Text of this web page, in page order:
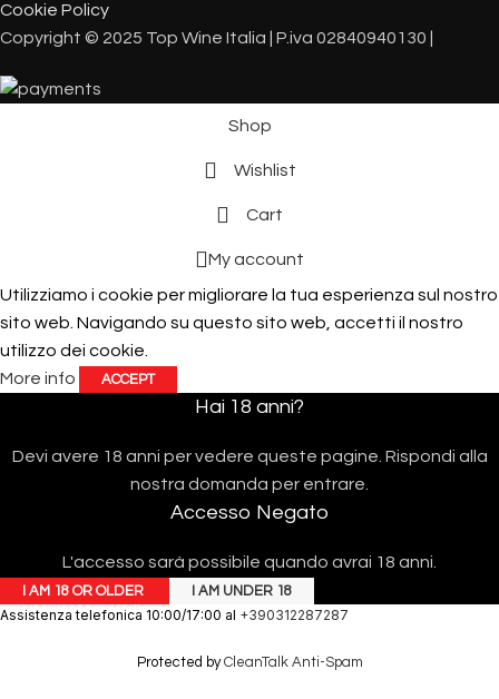
Cookie Policy
Copyright © 2025 Top Wine Italia | P.iva 02840940130 |
Shop
Wishlist
Cart
My account
Utilizziamo i cookie per migliorare la tua esperienza sul nostro
sito web. Navigando su questo sito web, accetti il ​​nostro
utilizzo dei cookie.
More info
ACCEPT
Hai 18 anni?
Devi avere 18 anni per vedere queste pagine. Rispondi alla
nostra domanda per entrare.
Accesso Negato
L'accesso sarà possibile quando avrai 18 anni.
I AM 18 OR OLDER I AM UNDER 18
Assistenza telefonica 10:00/17:00 al +390312287287
Protected byCleanTalk Anti-Spam